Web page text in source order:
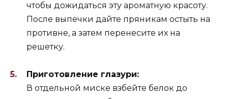
чтобы дожидаться эту ароматную красоту.
После выпечки дайте пряникам остыть на
противне, а затем перенесите их на
решетку.
Приготовление глазури:
В отдельной миске взбейте белок до